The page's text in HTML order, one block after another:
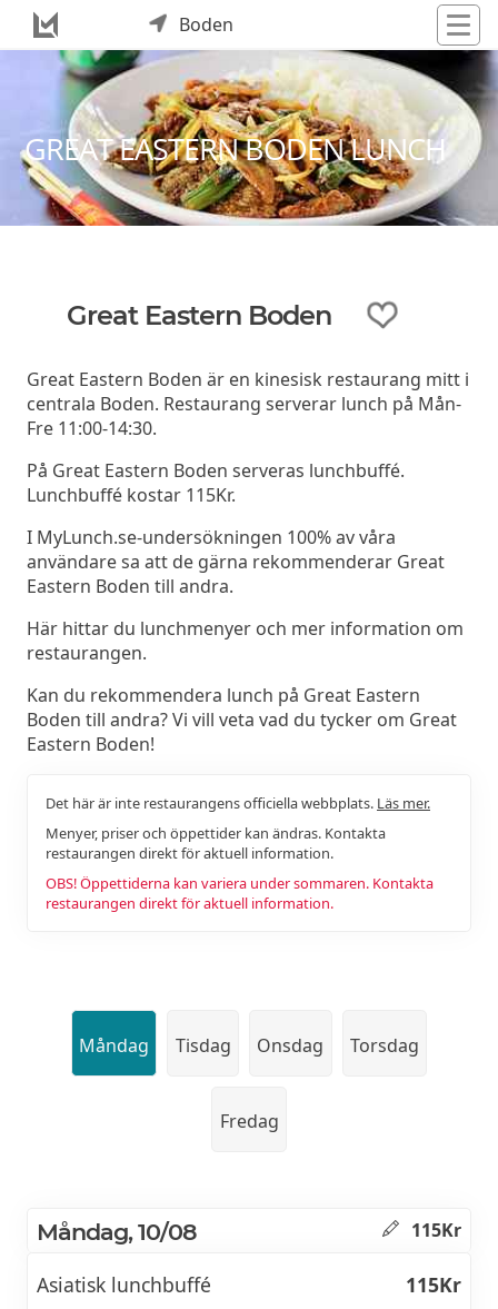
Boden
GREAT EASTERN BODEN LUNCH
Great Eastern Boden
Great Eastern Boden är en kinesisk restaurang mitt i
centrala Boden. Restaurang serverar lunch på Mån-
Fre 11:00-14:30.
På Great Eastern Boden serveras lunchbuffé.
Lunchbuffé kostar 115Kr.
I MyLunch.se-undersökningen 100% av våra
användare sa att de gärna rekommenderar Great
Eastern Boden till andra.
Här hittar du lunchmenyer och mer information om
restaurangen.
Kan du rekommendera lunch på Great Eastern
Boden till andra? Vi vill veta vad du tycker om Great
Eastern Boden!
Det här är inte restaurangens officiella webbplats. Läs mer.
Menyer, priser och öppettider kan ändras. Kontakta
restaurangen direkt för aktuell information.
OBS! Öppettiderna kan variera under sommaren. Kontakta
restaurangen direkt för aktuell information.
Måndag Tisdag Onsdag Torsdag
Fredag
Måndag, 10/08 115Kr
Asiatisk lunchbuffé
115Kr